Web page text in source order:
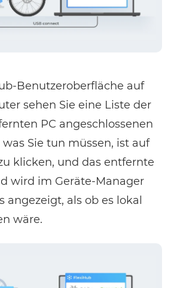
Benutzeroberfläche auf
sehen Sie eine Liste der
PC angeschlossenen
was Sie tun müssen, ist auf
klicken, und das entfernte
wird im Geräte-Manager
angezeigt, als ob es lokal
wäre.